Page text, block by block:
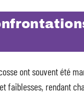
ont souvent été
faiblesses, rendant